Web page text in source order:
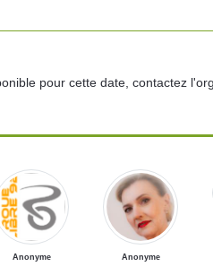
pour cette date, contactez
Anonyme Anonyme